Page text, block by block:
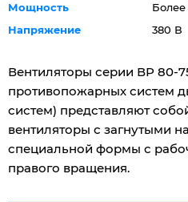
Мощность
Более
Напряжение
380 В
Вентиляторы серии ВР 80-
противопожарных систем
систем) представляют
вентиляторы с загнутыми
специальной формы с
правого вращения.